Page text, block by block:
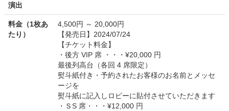
演出
料金（1枚あ
たり）
4,500円 ～ 20,000円
【発売日】2024/07/24
【チケット料金】
・後方 VIP 席 ・・・¥20,000 円
最後列高台（各回 4 席限定）
熨斗紙付き・予約されたお客様のお名前とメッセ
ージを
熨斗紙に記入しロビーに貼付させていただきます
・ＳS 席・・・¥12,000 円